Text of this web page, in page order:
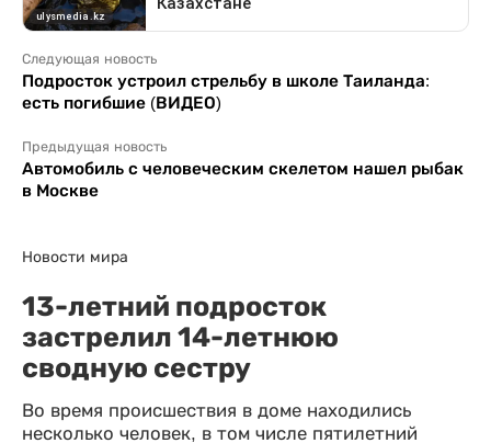
Следующая новость
Подросток устроил стрельбу в школе Таиланда:
есть погибшие (ВИДЕО)
Предыдущая новость
Автомобиль с человеческим скелетом нашел рыбак
в Москве
Новости мира
13-летний подросток
застрелил 14-летнюю
сводную сестру
Во время происшествия в доме находились
несколько человек, в том числе пятилетний